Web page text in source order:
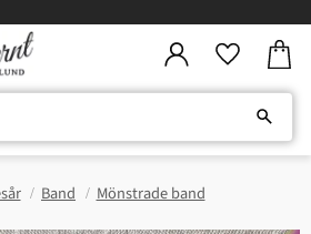
Band Mönstrade band